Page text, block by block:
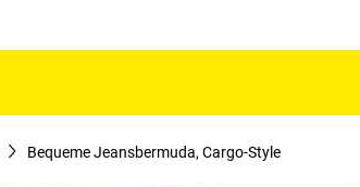
Bequeme Jeansbermuda, Cargo-Style